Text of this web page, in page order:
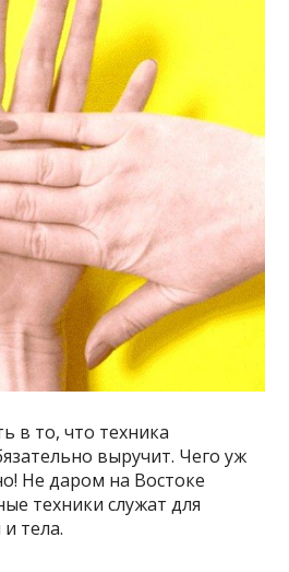
в то, что техника
выручит. Чего уж
Не даром на Востоке
техники служат для
тела.